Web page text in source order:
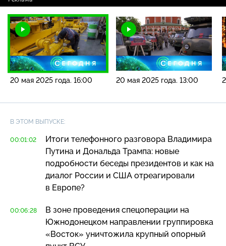
20 мая 2025 года. 16:00 20 мая 2025 года. 13:00
В ЭТОМ ВЫПУСКЕ:
00:01:02
Итоги телефонного разговора Владимира
Путина и Дональда Трампа: новые
подробности беседы президентов и как на
диалог России и США отреагировали
в Европе?
00:06:28
В зоне проведения спецоперации на
Южнодонецком направлении группировка
«Восток» уничтожила крупный опорный